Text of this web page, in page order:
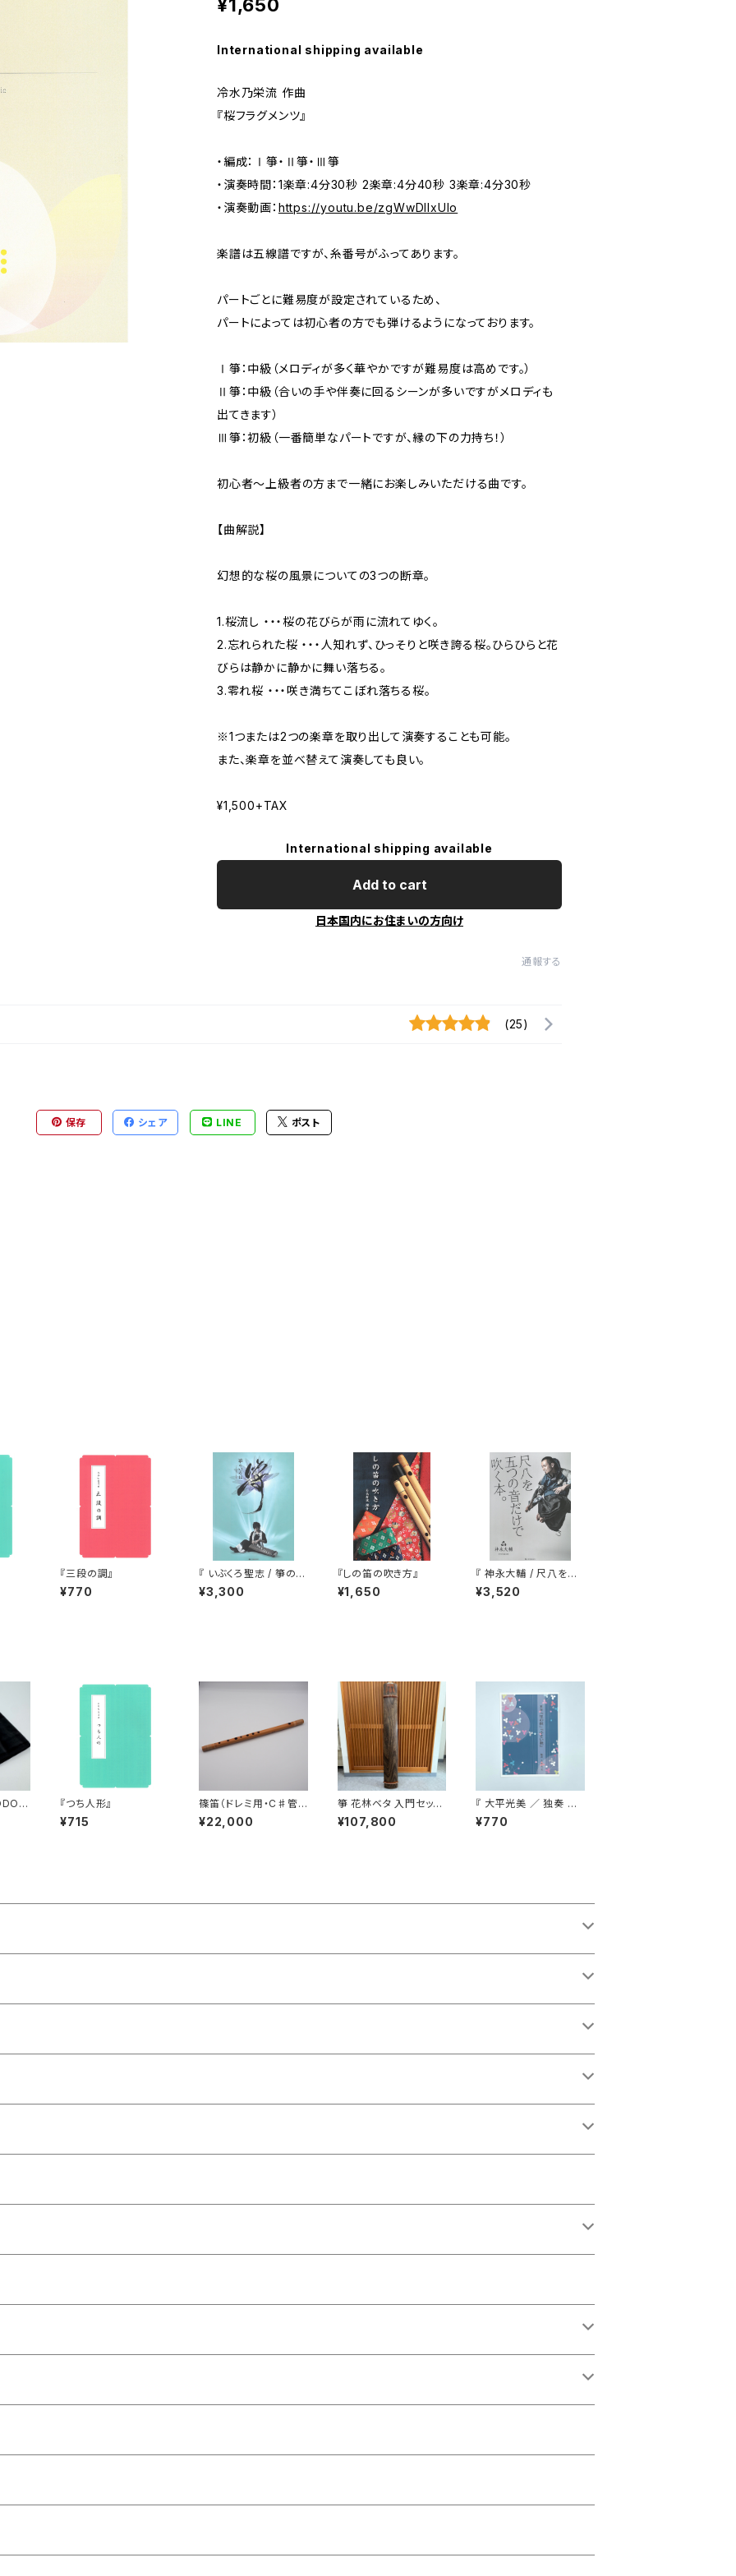
¥1,650
International shipping available
冷水乃栄流 作曲
『桜フラグメンツ』
・編成：Ⅰ箏・Ⅱ箏・Ⅲ箏
・演奏時間：1楽章:4分30秒 2楽章:4分40秒 3楽章:4分30秒
・演奏動画： https://youtu.be/zgWwDIIxUlo
楽譜は五線譜ですが、糸番号がふってあります。
パートごとに難易度が設定されているため、
パートによっては初心者の方でも弾けるようになっております。
Ⅰ箏：中級（メロディが多く華やかですが難易度は高めです。）
Ⅱ箏：中級（合いの手や伴奏に回るシーンが多いですがメロディも
出てきます）
Ⅲ箏：初級（一番簡単なパートですが、縁の下の力持ち！）
初心者〜上級者の方まで一緒にお楽しみいただける曲です。
【曲解説】
幻想的な桜の風景についての3つの断章。
1.桜流し ・・・桜の花びらが雨に流れてゆく。
2.忘れられた桜 ・・・人知れず、ひっそりと咲き誇る桜。ひらひらと花
びらは静かに静かに舞い落ちる。
3.零れ桜 ・・・咲き満ちてこぼれ落ちる桜。
※1つまたは2つの楽章を取り出して演奏することも可能。
また、楽章を並べ替えて演奏しても良い。
¥1,500+TAX
International shipping available
Add to cart
日本国内にお住まいの方向け
通報する
(25)
保存 シェア LINE ポスト
『三段の調』
¥770
『 いぶくろ聖志 / 箏のい
ろは 』（CD付）
¥3,300
『しの笛の吹き方』
¥1,650
『 神永大輔 / 尺八を五
つの音だけで吹く本。 』
（CD付）
¥3,520
ロ 『つち人形』
¥715
篠笛（ドレミ用・C♯管・
９本調子）
¥22,000
箏 花林ベタ 入門セット
（カバー付）
¥107,800
『 大平光美 ／ 独奏 里
の秋/小さい秋 』
¥770